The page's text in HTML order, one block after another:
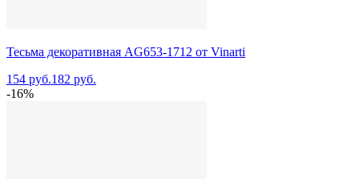
Тесьма декоративная AG653-1712 от Vinarti
154 руб.182 руб.
-16%